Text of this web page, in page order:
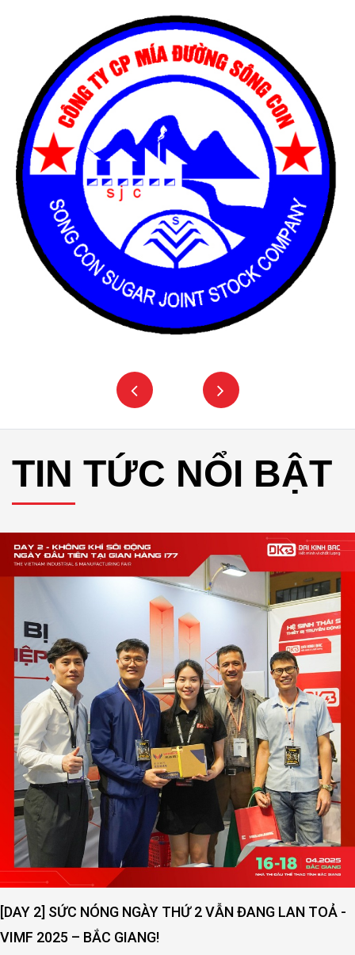
TIN TỨC NỔI BẬT
[DAY 2] SỨC NÓNG NGÀY THỨ 2 VẪN ĐANG LAN TOẢ -
VIMF 2025 – BẮC GIANG!